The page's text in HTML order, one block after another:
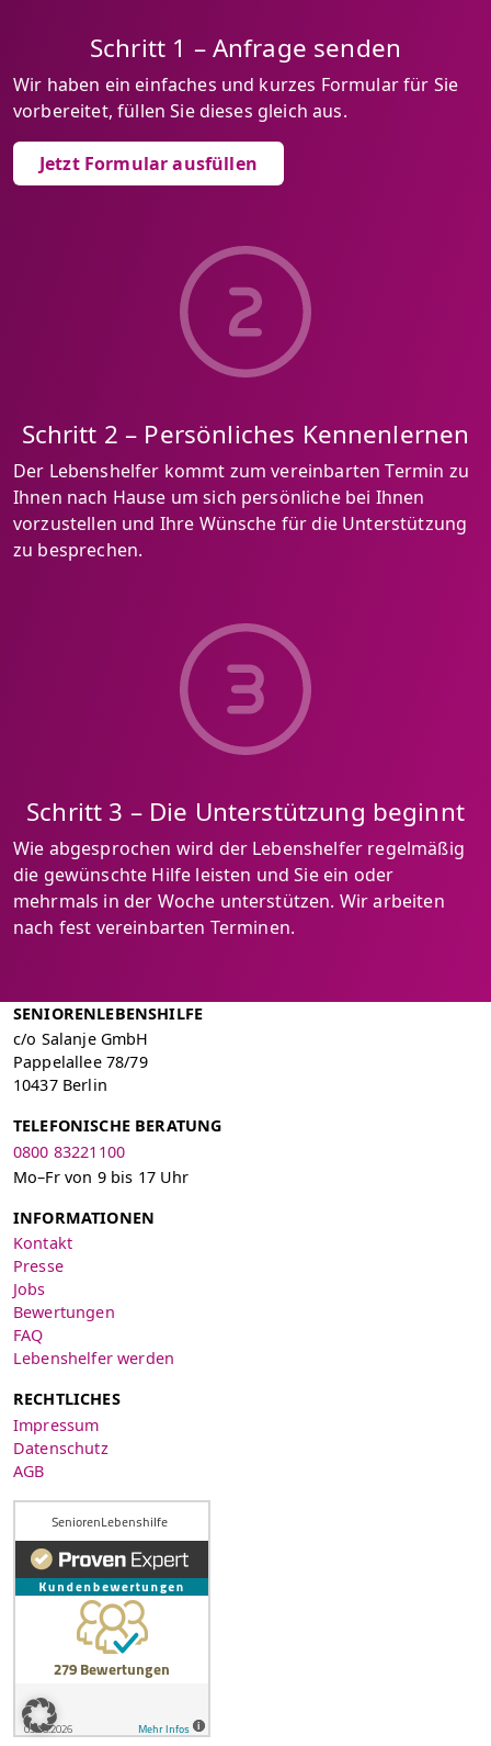
Schritt 1 – Anfrage senden
Wir haben ein einfaches und kurzes Formular für Sie
vorbereitet, füllen Sie dieses gleich aus.
Jetzt Formular ausfüllen
Schritt 2 – Persönliches Kennenlernen
Der Lebenshelfer kommt zum vereinbarten Termin zu
Ihnen nach Hause um sich persönliche bei Ihnen
vorzustellen und Ihre Wünsche für die Unterstützung
zu besprechen.
Schritt 3 – Die Unterstützung beginnt
Wie abgesprochen wird der Lebenshelfer regelmäßig
die gewünschte Hilfe leisten und Sie ein oder
mehrmals in der Woche unterstützen. Wir arbeiten
nach fest vereinbarten Terminen.
SENIORENLEBENSHILFE
c/o Salanje GmbH
Pappelallee 78/79
10437 Berlin
TELEFONISCHE BERATUNG
0800 83221100
Mo–Fr von 9 bis 17 Uhr
INFORMATIONEN
Kontakt
Presse
Jobs
Bewertungen
FAQ
Lebenshelfer werden
RECHTLICHES
Impressum
Datenschutz
AGB